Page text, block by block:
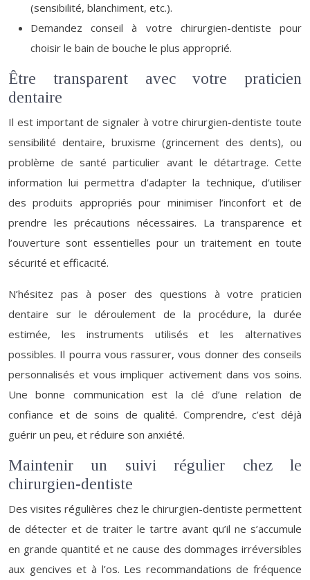
(sensibilité, blanchiment, etc.).
Demandez conseil à votre chirurgien-dentiste pour
choisir le bain de bouche le plus approprié.
Être transparent avec votre praticien
dentaire
Il est important de signaler à votre chirurgien-dentiste toute
sensibilité dentaire, bruxisme (grincement des dents), ou
problème de santé particulier avant le détartrage. Cette
information lui permettra d’adapter la technique, d’utiliser
des produits appropriés pour minimiser l’inconfort et de
prendre les précautions nécessaires. La transparence et
l’ouverture sont essentielles pour un traitement en toute
sécurité et efficacité.
N’hésitez pas à poser des questions à votre praticien
dentaire sur le déroulement de la procédure, la durée
estimée, les instruments utilisés et les alternatives
possibles. Il pourra vous rassurer, vous donner des conseils
personnalisés et vous impliquer activement dans vos soins.
Une bonne communication est la clé d’une relation de
confiance et de soins de qualité. Comprendre, c’est déjà
guérir un peu, et réduire son anxiété.
Maintenir un suivi régulier chez le
chirurgien-dentiste
Des visites régulières chez le chirurgien-dentiste permettent
de détecter et de traiter le tartre avant qu’il ne s’accumule
en grande quantité et ne cause des dommages irréversibles
aux gencives et à l’os. Les recommandations de fréquence